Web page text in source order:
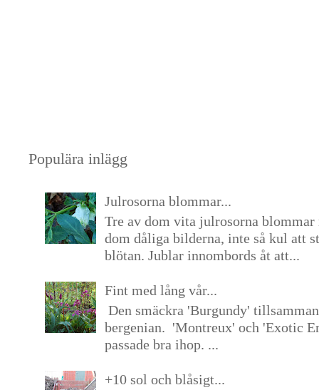
Populära inlägg
Julrosorna blommar...
Tre av dom vita julrosorna blommar
dom dåliga bilderna, inte så kul att
blötan. Jublar innombords åt att...
Fint med lång vår...
Den smäckra 'Burgundy'
bergenian. 'Montreux' och 'Exotic
passade bra ihop. ...
+10 sol och blåsigt...